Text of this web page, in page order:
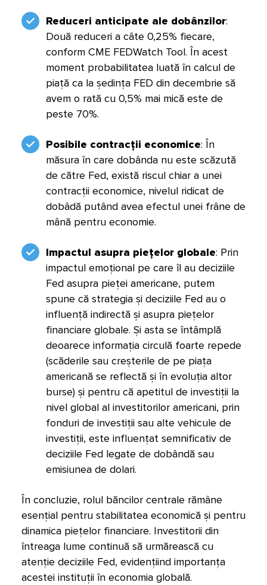
Reduceri anticipate ale dobânzilor:
Două reduceri a câte 0,25% fiecare,
conform CME FEDWatch Tool. În acest
moment probabilitatea luată în calcul de
piață ca la ședința FED din decembrie să
avem o rată cu 0,5% mai mică este de
peste 70%.
Posibile contracții economice: În
măsura în care dobânda nu este scăzută
de către Fed, există riscul chiar a unei
contracții economice, nivelul ridicat de
dobâdă putând avea efectul unei frâne de
mână pentru economie.
Impactul asupra piețelor globale: Prin
impactul emoțional pe care îl au deciziile
Fed asupra pieței americane, putem
spune că strategia și deciziile Fed au o
influență indirectă și asupra piețelor
financiare globale. Și asta se întâmplă
deoarece informația circulă foarte repede
(scăderile sau creșterile de pe piața
americană se reflectă și în evoluția altor
burse) și pentru că apetitul de investiții la
nivel global al investitorilor americani, prin
fonduri de investiții sau alte vehicule de
investiții, este influențat semnificativ de
deciziile Fed legate de dobândă sau
emisiunea de dolari.
În concluzie, rolul băncilor centrale rămâne
esențial pentru stabilitatea economică și pentru
dinamica piețelor financiare. Investitorii din
întreaga lume continuă să urmărească cu
atenție deciziile Fed, evidențiind importanța
acestei instituții în economia globală.